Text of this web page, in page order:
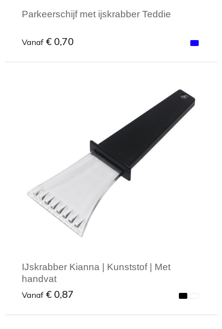
Parkeerschijf met ijskrabber Teddie
Vanaf € 0,70
IJskrabber Kianna | Kunststof | Met
handvat
Vanaf € 0,87